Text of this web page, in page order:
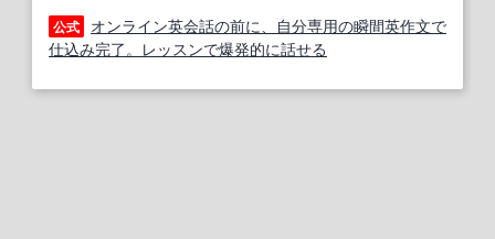
公式
オンライン英会話の前に、自分専用の瞬間英作文で
仕込み完了。レッスンで爆発的に話せる